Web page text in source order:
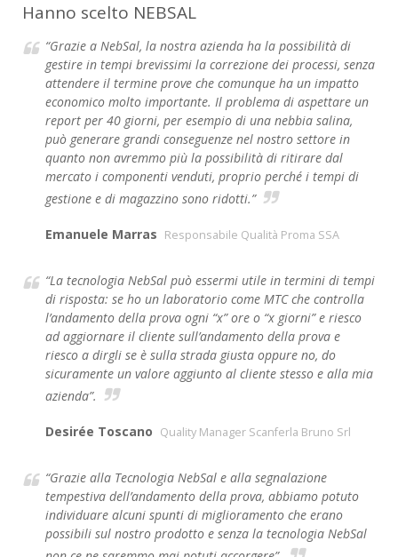
Hanno scelto NEBSAL
“Grazie a NebSal, la nostra azienda ha la possibilità di
gestire in tempi brevissimi la correzione dei processi, senza
attendere il termine prove che comunque ha un impatto
economico molto importante. Il problema di aspettare un
report per 40 giorni, per esempio di una nebbia salina,
può generare grandi conseguenze nel nostro settore in
quanto non avremmo più la possibilità di ritirare dal
mercato i componenti venduti, proprio perché i tempi di
gestione e di magazzino sono ridotti.”
Emanuele Marras Responsabile Qualità Proma SSA
“La tecnologia NebSal può essermi utile in termini di tempi
di risposta: se ho un laboratorio come MTC che controlla
l’andamento della prova ogni “x” ore o “x giorni” e riesco
ad aggiornare il cliente sull’andamento della prova e
riesco a dirgli se è sulla strada giusta oppure no, do
sicuramente un valore aggiunto al cliente stesso e alla mia
azienda”.
Desirée Toscano Quality Manager Scanferla Bruno Srl
“Grazie alla Tecnologia NebSal e alla segnalazione
tempestiva dell’andamento della prova, abbiamo potuto
individuare alcuni spunti di miglioramento che erano
possibili sul nostro prodotto e senza la tecnologia NebSal